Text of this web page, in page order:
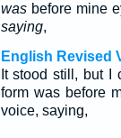
wasbefore mine
saying,
English Revised
It stood still, but I
form was before
voice, saying,